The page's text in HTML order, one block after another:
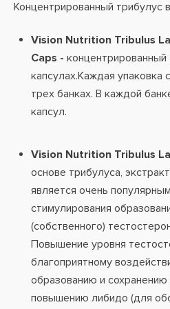
Концентрированный трибулус
Vision Nutrition Tribulus
Caps - концентрированный
капсулах.Каждая упаковка
трех банках. В каждой
капсул.
Vision Nutrition Tribulus
основе трибулуса,
является очень
стимулирования
(собственного)
Повышение уровня
благоприятному
образованию и
повышению либидо (для